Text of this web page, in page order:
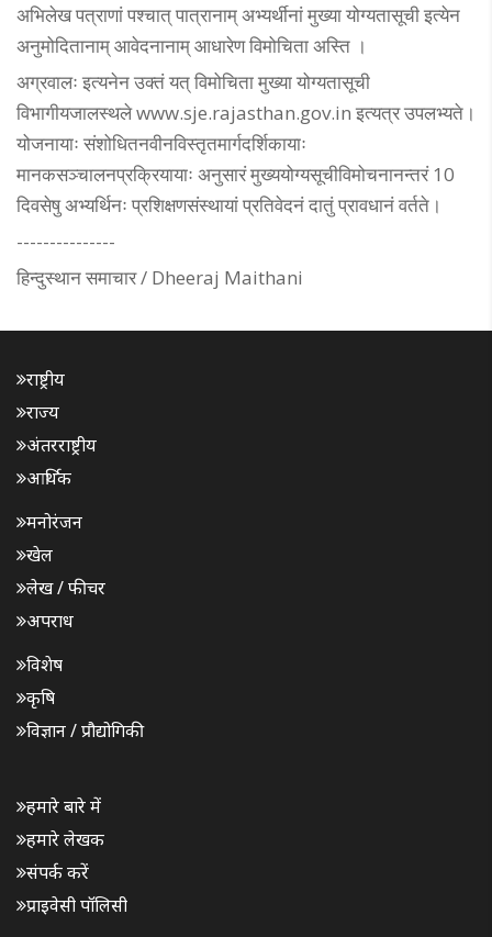
अभिलेख पत्राणां पश्चात् पात्रानाम् अभ्यर्थीनां मुख्या योग्यतासूची इत्येन
अनुमोदितानाम् आवेदनानाम् आधारेण विमोचिता अस्ति ।
अग्रवालः इत्यनेन उक्तं यत् विमोचिता मुख्या योग्यतासूची
विभागीयजालस्थले www.sje.rajasthan.gov.in इत्यत्र उपलभ्यते।
योजनायाः संशोधितनवीनविस्तृतमार्गदर्शिकायाः
मानकसञ्चालनप्रक्रियायाः अनुसारं मुख्ययोग्यसूचीविमोचनानन्तरं 10
दिवसेषु अभ्यर्थिनः प्रशिक्षणसंस्थायां प्रतिवेदनं दातुं प्रावधानं वर्तते।
---------------
हिन्दुस्थान समाचार / Dheeraj Maithani
राष्ट्रीय
राज्य
अंतरराष्ट्रीय
आर्थिक
मनोरंजन
खेल
लेख / फीचर
अपराध
विशेष
कृषि
विज्ञान / प्रौद्योगिकी
हमारे बारे में
हमारे लेखक
संपर्क करें
प्राइवेसी पॉलिसी